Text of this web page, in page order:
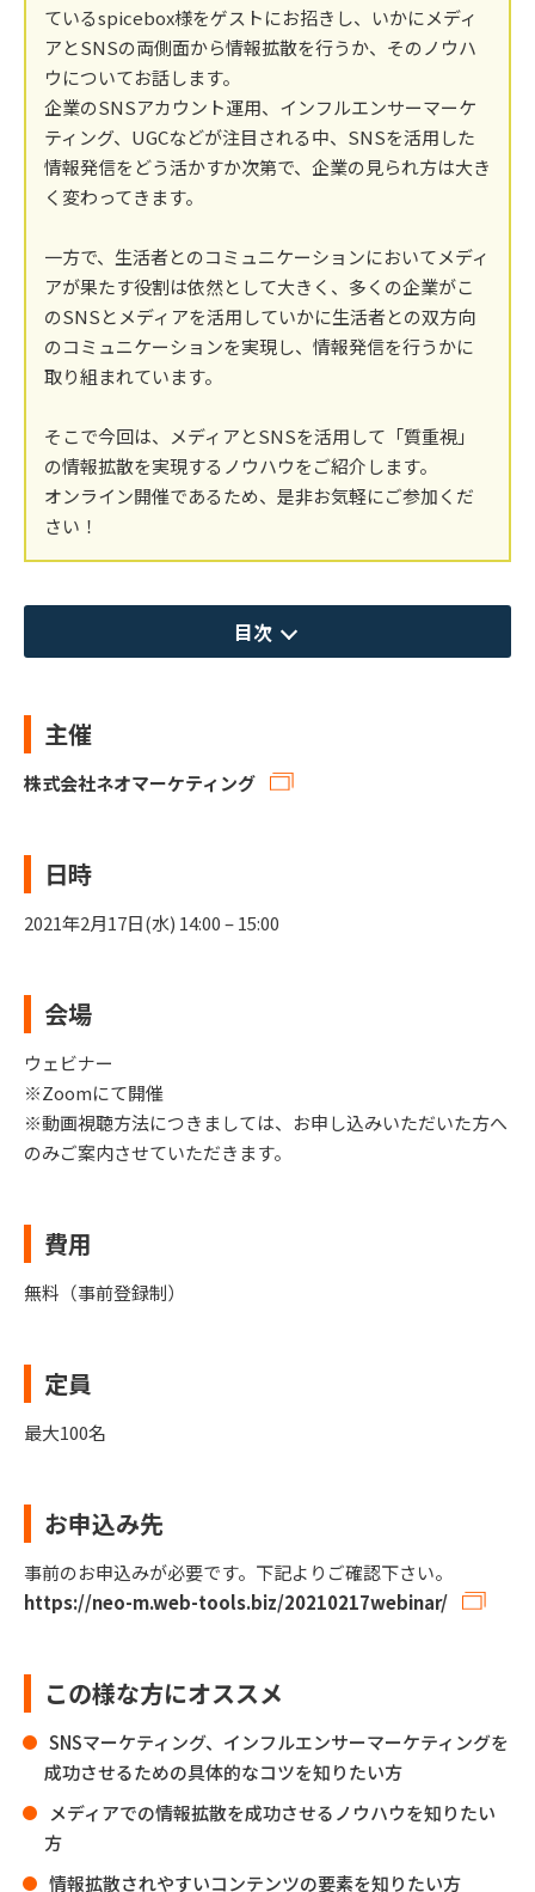
ているspicebox様をゲストにお招きし、いかにメディ
アとSNSの両側面から情報拡散を行うか、そのノウハ
ウについてお話します。
企業のSNSアカウント運用、インフルエンサーマーケ
ティング、UGCなどが注目される中、SNSを活用した
情報発信をどう活かすか次第で、企業の見られ方は大き
く変わってきます。
一方で、生活者とのコミュニケーションにおいてメディ
アが果たす役割は依然として大きく、多くの企業がこ
のSNSとメディアを活用していかに生活者との双方向
のコミュニケーションを実現し、情報発信を行うかに
取り組まれています。
そこで今回は、メディアとSNSを活用して「質重視」
の情報拡散を実現するノウハウをご紹介します。
オンライン開催であるため、是非お気軽にご参加くだ
さい！
目次
主催
株式会社ネオマーケティング
日時
2021年2月17日(水) 14:00 – 15:00
会場
ウェビナー
※Zoomにて開催
※動画視聴方法につきましては、お申し込みいただいた方へ
のみご案内させていただきます。
費用
無料（事前登録制）
定員
最大100名
お申込み先
事前のお申込みが必要です。下記よりご確認下さい。
https://neo-m.web-tools.biz/20210217webinar/
この様な方にオススメ
SNSマーケティング、インフルエンサーマーケティングを
成功させるための具体的なコツを知りたい方
メディアでの情報拡散を成功させるノウハウを知りたい
方
情報拡散されやすいコンテンツの要素を知りたい方